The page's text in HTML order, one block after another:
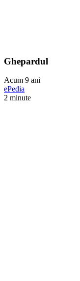
Ghepardul
Acum 9 ani
ePedia
2 minute